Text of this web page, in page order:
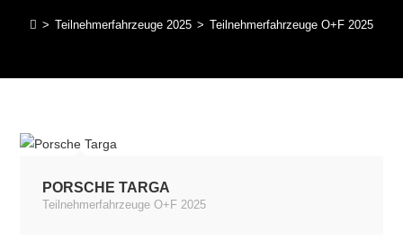
> Teilnehmerfahrzeuge 2025 > Teilnehmerfahrzeuge O+F 2025
PORSCHE TARGA
Teilnehmerfahrzeuge O+F 2025